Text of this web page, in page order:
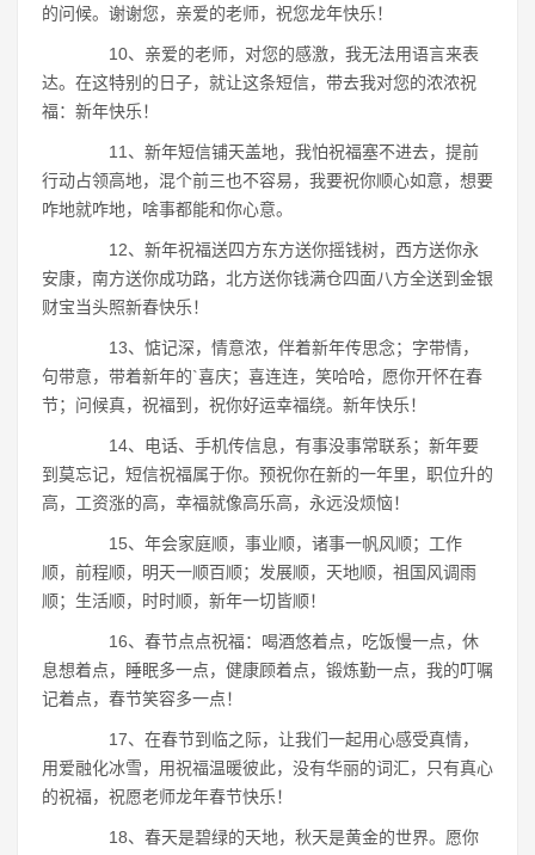
的问候。谢谢您，亲爱的老师，祝您龙年快乐！
10、亲爱的老师，对您的感激，我无法用语言来表
达。在这特别的日子，就让这条短信，带去我对您的浓浓祝
福：新年快乐！
11、新年短信铺天盖地，我怕祝福塞不进去，提前
行动占领高地，混个前三也不容易，我要祝你顺心如意，想要
咋地就咋地，啥事都能和你心意。
12、新年祝福送四方东方送你摇钱树，西方送你永
安康，南方送你成功路，北方送你钱满仓四面八方全送到金银
财宝当头照新春快乐！
13、惦记深，情意浓，伴着新年传思念；字带情，
句带意，带着新年的`喜庆；喜连连，笑哈哈，愿你开怀在春
节；问候真，祝福到，祝你好运幸福绕。新年快乐！
14、电话、手机传信息，有事没事常联系；新年要
到莫忘记，短信祝福属于你。预祝你在新的一年里，职位升的
高，工资涨的高，幸福就像高乐高，永远没烦恼！
15、年会家庭顺，事业顺，诸事一帆风顺；工作
顺，前程顺，明天一顺百顺；发展顺，天地顺，祖国风调雨
顺；生活顺，时时顺，新年一切皆顺！
16、春节点点祝福：喝酒悠着点，吃饭慢一点，休
息想着点，睡眠多一点，健康顾着点，锻炼勤一点，我的叮嘱
记着点，春节笑容多一点！
17、在春节到临之际，让我们一起用心感受真情，
用爱融化冰雪，用祝福温暖彼此，没有华丽的词汇，只有真心
的祝福，祝愿老师龙年春节快乐！
18、春天是碧绿的天地，秋天是黄金的世界。愿你